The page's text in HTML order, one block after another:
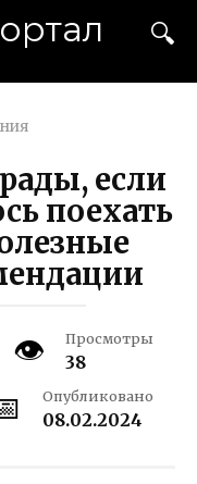
если
поехать
Просмотры
38
Опубликовано
08.02.2024